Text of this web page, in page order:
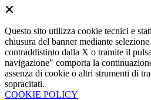
Questo sito utilizza cookie tecnici e
chiusura del banner mediante
contraddistinto dalla X o tramite il
navigazione" comporta la
assenza di cookie o altri strumenti di
sopracitati.
COOKIE POLICY